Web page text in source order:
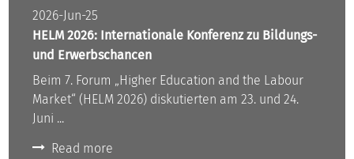
2026-Jun-25
HELM 2026: Internationale Konferenz zu Bildungs-
und Erwerbschancen
Beim 7. Forum „Higher Education and the Labour
Market“ (HELM 2026) diskutierten am 23. und 24.
Juni ...
Read more